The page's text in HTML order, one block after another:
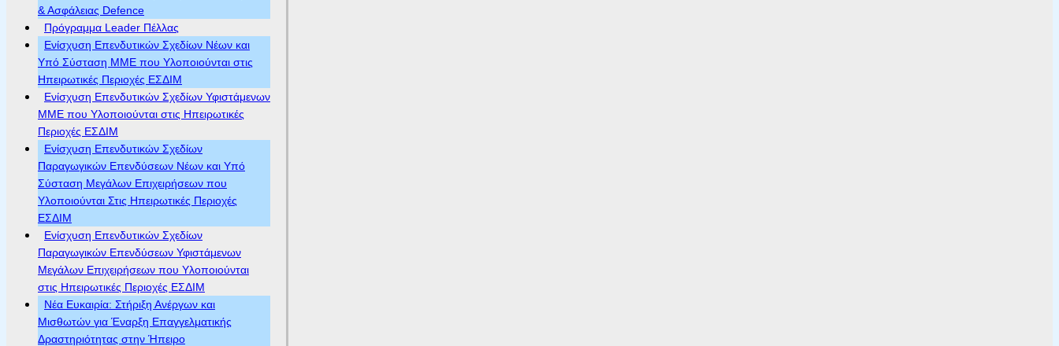
& Ασφάλειας Defence
Πρόγραμμα Leader Πέλλας
Ενίσχυση Επενδυτικών Σχεδίων Νέων και
Υπό Σύσταση ΜΜΕ που Υλοποιούνται στις
Ηπειρωτικές Περιοχές ΕΣΔΙΜ
Ενίσχυση Επενδυτικών Σχεδίων Υφιστάμενων
ΜΜΕ που Υλοποιούνται στις Ηπειρωτικές
Περιοχές ΕΣΔΙΜ
Ενίσχυση Επενδυτικών Σχεδίων
Παραγωγικών Επενδύσεων Νέων και Υπό
Σύσταση Μεγάλων Επιχειρήσεων που
Υλοποιούνται Στις Ηπειρωτικές Περιοχές
ΕΣΔΙΜ
Ενίσχυση Επενδυτικών Σχεδίων
Παραγωγικών Επενδύσεων Υφιστάμενων
Μεγάλων Επιχειρήσεων που Υλοποιούνται
στις Ηπειρωτικές Περιοχές ΕΣΔΙΜ
Νέα Ευκαιρία: Στήριξη Ανέργων και
Μισθωτών για Έναρξη Επαγγελματικής
Δραστηριότητας στην Ήπειρο